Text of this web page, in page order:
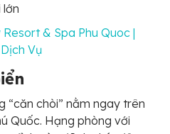
lớn
& Spa Phu Quoc |
Vụ
“căn chòi” nằm ngay trên
Quốc. Hạng phòng với